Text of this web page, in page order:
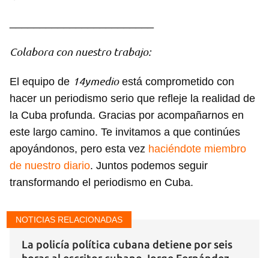
Colabora con nuestro trabajo:
El equipo de 14ymedioestá comprometido con
hacer un periodismo serio que refleje la realidad de
la Cuba profunda. Gracias por acompañarnos en
este largo camino. Te invitamos a que continúes
apoyándonos, pero esta vez haciéndote miembro
de nuestro diario. Juntos podemos seguir
transformando el periodismo en Cuba.
NOTICIAS RELACIONADAS
La policía política cubana detiene por seis